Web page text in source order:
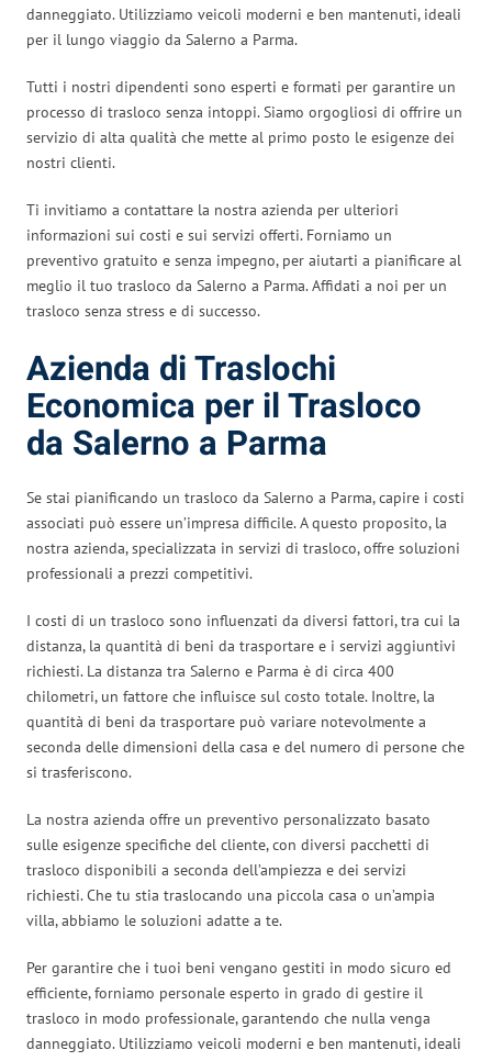
danneggiato. Utilizziamo veicoli moderni e ben mantenuti, ideali
per il lungo viaggio da Salerno a Parma.
Tutti i nostri dipendenti sono esperti e formati per garantire un
processo di trasloco senza intoppi. Siamo orgogliosi di offrire un
servizio di alta qualità che mette al primo posto le esigenze dei
nostri clienti.
Ti invitiamo a contattare la nostra azienda per ulteriori
informazioni sui costi e sui servizi offerti. Forniamo un
preventivo gratuito e senza impegno, per aiutarti a pianificare al
meglio il tuo trasloco da Salerno a Parma. Affidati a noi per un
trasloco senza stress e di successo.
Azienda di Traslochi
Economica per il Trasloco
da Salerno a Parma
Se stai pianificando un trasloco da Salerno a Parma, capire i costi
associati può essere un’impresa difficile. A questo proposito, la
nostra azienda, specializzata in servizi di trasloco, offre soluzioni
professionali a prezzi competitivi.
I costi di un trasloco sono influenzati da diversi fattori, tra cui la
distanza, la quantità di beni da trasportare e i servizi aggiuntivi
richiesti. La distanza tra Salerno e Parma è di circa 400
chilometri, un fattore che influisce sul costo totale. Inoltre, la
quantità di beni da trasportare può variare notevolmente a
seconda delle dimensioni della casa e del numero di persone che
si trasferiscono.
La nostra azienda offre un preventivo personalizzato basato
sulle esigenze specifiche del cliente, con diversi pacchetti di
trasloco disponibili a seconda dell’ampiezza e dei servizi
richiesti. Che tu stia traslocando una piccola casa o un’ampia
villa, abbiamo le soluzioni adatte a te.
Per garantire che i tuoi beni vengano gestiti in modo sicuro ed
efficiente, forniamo personale esperto in grado di gestire il
trasloco in modo professionale, garantendo che nulla venga
danneggiato. Utilizziamo veicoli moderni e ben mantenuti, ideali